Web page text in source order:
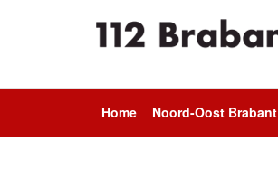
Home Noord-Oost Brabant